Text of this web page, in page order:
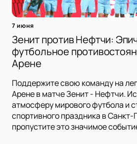
7 июня
Зенит против Нефтчи:
футбольное
Арене
Поддержите свою команду на
Арене в матче Зенит - Нефтчи.
атмосферу мирового футбола и
спортивного праздника в
пропустите это значимое